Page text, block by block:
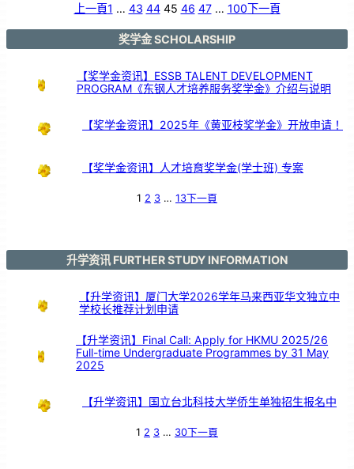
纪
识
上一頁1 … 43 44 45 46 47 … 100下一頁
奖学金 SCHOLARSHIP
【奖学金资讯】ESSB TALENT DEVELOPMENT
PROGRAM《东钢人才培养服务奖学金》介绍与说明
【奖学金资讯】2025年《黄亚枝奖学金》开放申请！
【奖学金资讯】人才培育奖学金(学士班) 专案
1 2 3 … 13下一頁
升学资讯 FURTHER STUDY INFORMATION
【升学资讯】厦门大学2026学年马来西亚华文独立中
学校长推荐计划申请
【升学资讯】Final Call: Apply for HKMU 2025/26
Full-time Undergraduate Programmes by 31 May
2025
【升学资讯】国立台北科技大学侨生单独招生报名中
1 2 3 … 30下一頁